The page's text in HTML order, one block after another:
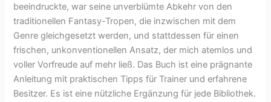
beeindruckte, war seine unverblümte Abkehr von den
traditionellen Fantasy-Tropen, die inzwischen mit dem
Genre gleichgesetzt werden, und stattdessen für einen
frischen, unkonventionellen Ansatz, der mich atemlos und
voller Vorfreude auf mehr ließ. Das Buch ist eine prägnante
Anleitung mit praktischen Tipps für Trainer und erfahrene
Besitzer. Es ist eine nützliche Ergänzung für jede Bibliothek.